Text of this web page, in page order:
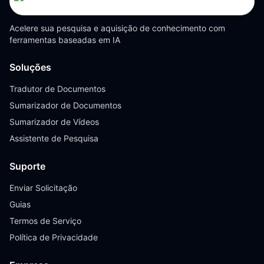
de entender e navegar.
Acelere sua pesquisa e aquisição de conhecimento com
ferramentas baseadas em IA
Soluções
Tradutor de Documentos
Sumarizador de Documentos
Sumarizador de Vídeos
Assistente de Pesquisa
Suporte
Enviar Solicitação
Guias
Termos de Serviço
Política de Privacidade